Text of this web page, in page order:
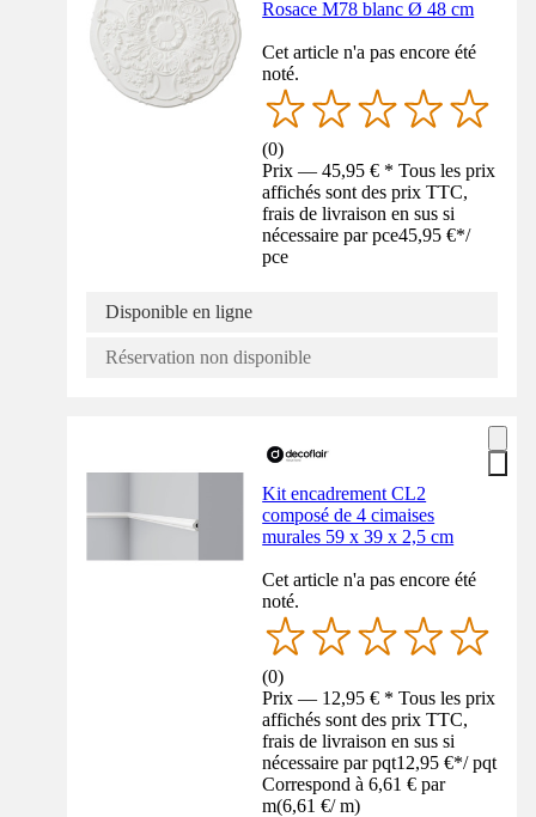
Rosace M78 blanc Ø 48 cm
Cet article n'a pas encore été
noté.
(0)
Prix — 45,95 € * Tous les prix
affichés sont des prix TTC,
frais de livraison en sus si
nécessaire par pce45,95 €*/
pce
Disponible en ligne
Réservation non disponible
Kit encadrement CL2
composé de 4 cimaises
murales 59 x 39 x 2,5 cm
Cet article n'a pas encore été
noté.
(0)
Prix — 12,95 € * Tous les prix
affichés sont des prix TTC,
frais de livraison en sus si
nécessaire par pqt12,95 €*/ pqt
Correspond à 6,61 € par
m(6,61 €/ m)